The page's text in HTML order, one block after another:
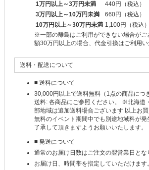
1万円以上～3万円未満
440円（税込）
3万円以上～10万円未満
660円（税込）
10万円以上～30万円未満 1,100円（税込）
※一部の離島はご利用ができない場合が
額30万円以上の場合、代金引換はご利用
送料・配送について
■ 送料について
30,000円以上で送料無料（1点の商品につ
送料: 各商品にご参照ください。 ※北海道
部地域は追加送料場合ございます 以上お
無料のイベント期間中でも別途地域料が
了承して頂きますようお願いいたします。
■ 発送について
通常のお届け日数はご注文の翌営業日とな
お届け日、時間帯を指定していただけます。